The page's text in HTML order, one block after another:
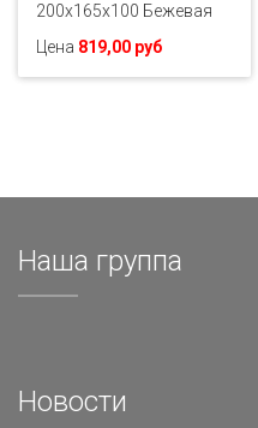
200х165х100 Бежевая
Цена 819,00 руб
Наша группа
Новости